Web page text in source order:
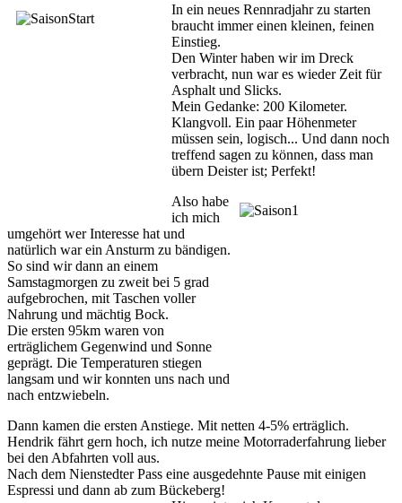
In ein neues Rennradjahr zu starten
braucht immer einen kleinen, feinen
Einstieg.
Den Winter haben wir im Dreck
verbracht, nun war es wieder Zeit für
Asphalt und Slicks.
Mein Gedanke: 200 Kilometer.
Klangvoll. Ein paar Höhenmeter
müssen sein, logisch... Und dann noch
treffend sagen zu können, dass man
übern Deister ist; Perfekt!
Also habe
ich mich
umgehört wer Interesse hat und
natürlich war ein Ansturm zu bändigen.
So sind wir dann an einem
Samstagmorgen zu zweit bei 5 grad
aufgebrochen, mit Taschen voller
Nahrung und mächtig Bock.
Die ersten 95km waren von
erträglichem Gegenwind und Sonne
geprägt. Die Temperaturen stiegen
langsam und wir konnten uns nach und
nach entzwiebeln.
Dann kamen die ersten Anstiege. Mit netten 4-5% erträglich.
Hendrik fährt gern hoch, ich nutze meine Motorraderfahrung lieber
bei den Abfahrten voll aus.
Nach dem Nienstedter Pass eine ausgedehnte Pause mit einigen
Espressi und dann ab zum Bückeberg!